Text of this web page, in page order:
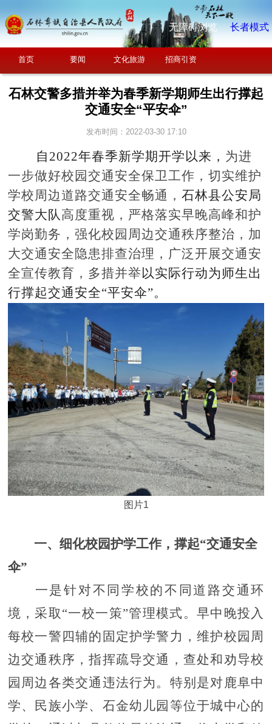
无障碍浏览 长者模式
首页 要闻 文化旅游 招商引资
石林交警多措并举为春季新学期师生出行撑起
交通安全“平安伞”
发布时间：2022-03-30 17:10
自 2022年春季新学期开学以来， 为进
一步做好校园交通安全保卫工作，切实维护
学校周边道路交通安全畅通， 石林县公安局
交警大队高度重视，严格落实早晚高峰和护
学岗勤务，强化校园周边交通秩序整治，加
大交通安全隐患排查治理，广泛开展交通安
全宣传教育，多措并举以实际行动为师生出
行撑起交通安全“平安伞”。
图片1
一、细化校园护学工作，撑起“交通安全
伞”
一是针对不同学校的不同道路交通环
境，采取 “一校一策”管理模式。早中晚投入
每校一警四辅的固定护学警力，维护校园周
边交通秩序，指挥疏导交通，查处和劝导校
园周边各类交通违法行为。特别是对鹿阜中
学、民族小学、石金幼儿园等位于城中心的